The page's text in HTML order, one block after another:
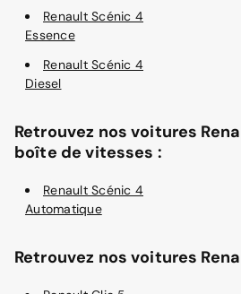
Renault Scénic 4
Essence
Renault Scénic 4
Diesel
Retrouvez nos voitures
boîte de vitesses :
Renault Scénic 4
Automatique
Retrouvez nos voitures